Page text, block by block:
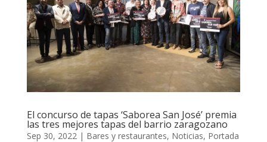
El concurso de tapas ‘Saborea San José’ premia
las tres mejores tapas del barrio zaragozano
Sep 30, 2022| Bares y restaurantes, Noticias, Portada